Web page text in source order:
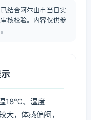
结合阿尔山市当日实
核校验。内容仅供参
18℃、湿度
，体感偏闷，